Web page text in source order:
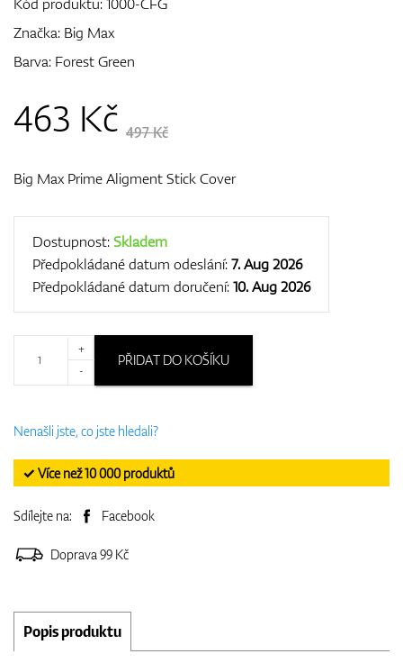
Dárkové poukazy
Značka: Big Max
Barva: Forest Green
463 Kč 497 Kč
Big Max Prime Aligment Stick Cover
Dostupnost:Skladem
Předpokládané datum odeslání:7. Aug 2026
Předpokládané datum doručení:10. Aug 2026
+
-
PŘIDAT DO KOŠÍKU
Nenašli jste, co jste hledali?
✓ Více než 10 000 produktů
Sdílejte na: Facebook
Doprava 99 Kč
Popis produktu